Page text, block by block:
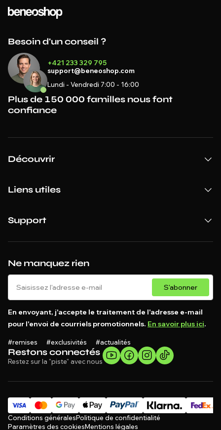
Restons connectés
Restez sur la "piste" avec nous
Ne manquez rien
S'abonner
En envoyant, j'accepte le traitement de l'adresse e-mail
pour l'envoi de courriels promotionnels. En savoir plus ici.
#remises #exclusivités #actualités
Besoin d'un conseil ?
+421 233 329 795
support@beneoshop.com
Lundi - Vendredi 7:00 - 16:00
Plus de 150 000 familles nous font
confiance
Découvrir
Liens utiles
Support
Conditions généralesPolitique de confidentialité
Paramètres des cookiesMentions légales